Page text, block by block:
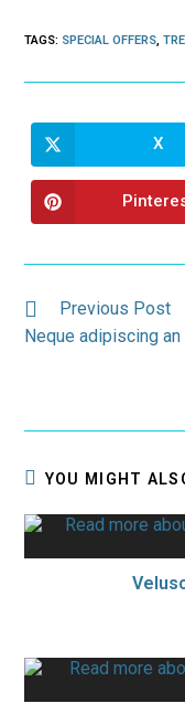
TAGS: SPECIAL OFFERS,
Opens
in
a
new
X
Opens
in
Read
more
articles
Previous Post
Neque adipiscing an
YOU MIGHT